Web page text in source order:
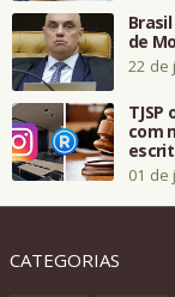
de
22 de
com
01 de
CATEGORIAS